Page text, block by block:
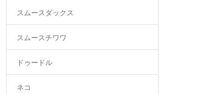
スムースダックス
スムースチワワ
ドゥードル
ネコ